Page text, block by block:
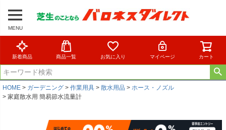
MENU
新着商品 商品一覧 お気に入り マイページ カート
HOME ガーデニング 作業用具 散水用品
ホース・ノズル
家庭散水用 簡易節水流量計